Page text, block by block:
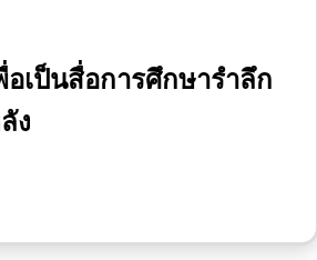
เป็นสื่อการศึกษารำลึก
ง